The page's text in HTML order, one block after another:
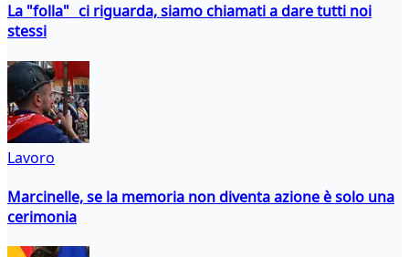
La "folla" ci riguarda, siamo chiamati a dare tutti noi
stessi
Lavoro
Marcinelle, se la memoria non diventa azione è solo una
cerimonia